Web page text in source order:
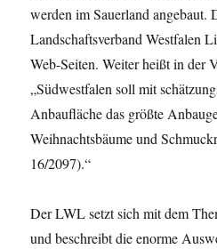
werden im Sauerland angebaut.
Landschaftsverband Westfalen
Web-Seiten. Weiter heißt in der
„Südwestfalen soll mit
Anbaufläche das größte
Weihnachtsbäume und
16/2097).“
Der LWL setzt sich mit dem
und beschreibt die enorme